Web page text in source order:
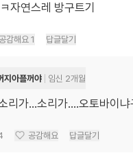
자연스레 방구트기
공감해요 1 답글달기
지아플꺼야 임신 2개월
리가...소리가....오토바이
공감해요 답글달기